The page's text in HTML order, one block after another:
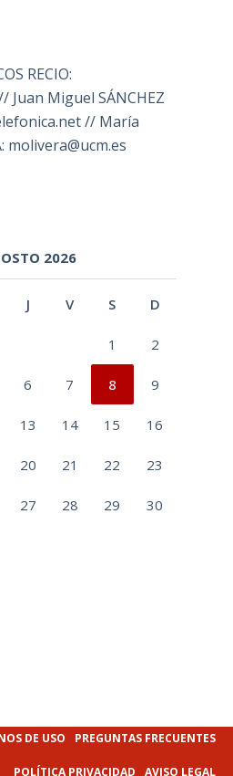
RECIO:
Juan Miguel SÁNCHEZ
// María
molivera@ucm.es
2026
J V S D
1 2
6 7 8 9
13 14 15 16
20 21 22 23
27 28 29 30
DE USO PREGUNTAS FRECUENTES
POLÍTICA PRIVACIDAD AVISO LEGAL